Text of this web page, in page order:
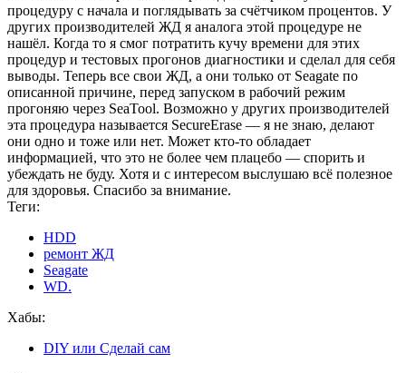
процедуру с начала и поглядывать за счётчиком процентов. У
других производителей ЖД я аналога этой процедуре не
нашёл. Когда то я смог потратить кучу времени для этих
процедур и тестовых прогонов диагностики и сделал для себя
выводы. Теперь все свои ЖД, а они только от Seagate по
описанной причине, перед запуском в рабочий режим
прогоняю через SeaTool. Возможно у других производителей
эта процедура называется SecureErase — я не знаю, делают
они одно и тоже или нет. Может кто-то обладает
информацией, что это не более чем плацебо — спорить и
убеждать не буду. Хотя и с интересом выслушаю всё полезное
для здоровья. Спасибо за внимание.
Теги:
HDD
ремонт ЖД
Seagate
WD.
Хабы:
DIY или Сделай сам